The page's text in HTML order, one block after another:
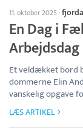
11. oktober 2025·
En Dag i
Et veldækket bord
dommerne Elin
vanskelig opgave
LÆS ARTIKEL